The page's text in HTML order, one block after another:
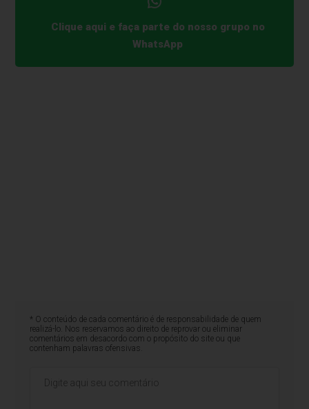
Clique aqui e faça parte do nosso grupo no
WhatsApp
* O conteúdo de cada comentário é de responsabilidade de quem
realizá-lo. Nos reservamos ao direito de reprovar ou eliminar
comentários em desacordo com o propósito do site ou que
contenham palavras ofensivas.